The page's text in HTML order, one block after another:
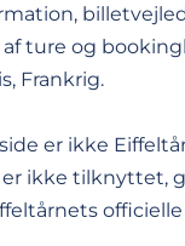
ture og
Frankrig.
er ikke
ikke tilknyttet,